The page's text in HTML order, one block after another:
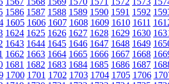
1586 1587 1588 1589 1590 1591 1592
1605 1606 1607 1608 1609 1610 1611
1624 1625 1626 1627 1628 1629 1630
1643 1644 1645 1646 1647 1648 1649
1662 1663 1664 1665 1666 1667 1668
1681 1682 1683 1684 1685 1686 1687
1700 1701 1702 1703 1704 1705 1706